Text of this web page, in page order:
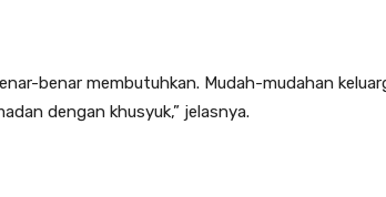
benar membutuhkan. Mudah-mudahan
dengan khusyuk,” jelasnya.